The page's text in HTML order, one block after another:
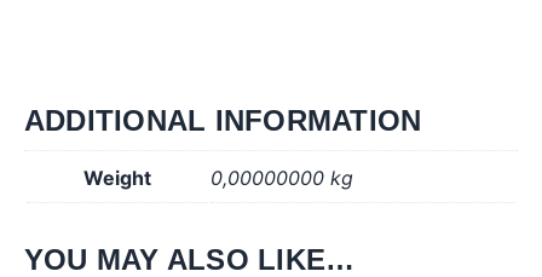
ADDITIONAL INFORMATION
Weight 0,00000000 kg
YOU MAY ALSO LIKE…